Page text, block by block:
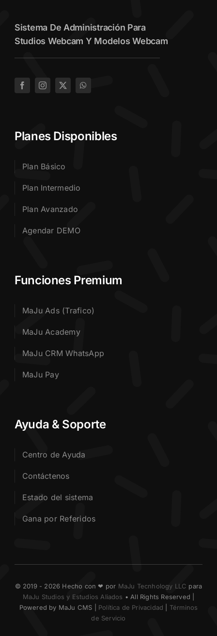
Sistema De Administración Para
Studios Webcam Y Modelos Webcam
Planes Disponibles
Plan Básico
Plan Intermedio
Plan Avanzado
Agendar DEMO
Funciones Premium
MaJu Ads (Trafico)
MaJu Academy
MaJu CRM WhatsApp
MaJu Pay
Ayuda & Soporte
Centro de Ayuda
Contáctenos
Estado del sistema
Gana por Referidos
© 2019 - 2026 Hecho con ❤ por MaJu Tecnhology LLC para
MaJu Studios y Estudios Aliados • All Rights Reserved |
Powered by MaJu CMS | Política de Privacidad
Términos
de Servicio